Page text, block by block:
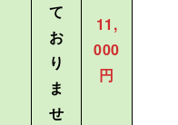
て
お
り
ま
せ
11,
000
円